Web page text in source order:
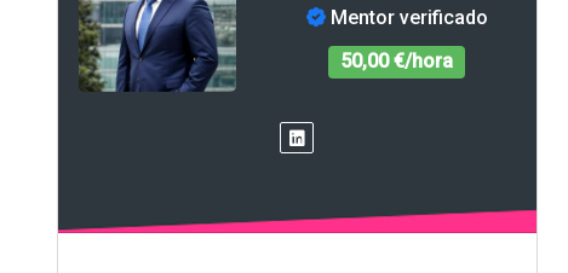
Mentor verificado
50,00 €/hora